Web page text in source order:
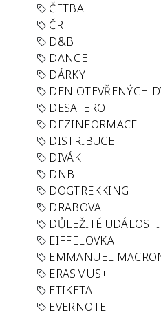
ČETBA
ČR
D&B
DANCE
DÁRKY
DEN OTEVŘENÝCH
DESATERO
DEZINFORMACE
DISTRIBUCE
DIVÁK
DNB
DOGTREKKING
DRABOVA
DŮLEŽITÉ UDÁLOSTI
EIFFELOVKA
EMMANUEL
ERASMUS+
ETIKETA
EVERNOTE